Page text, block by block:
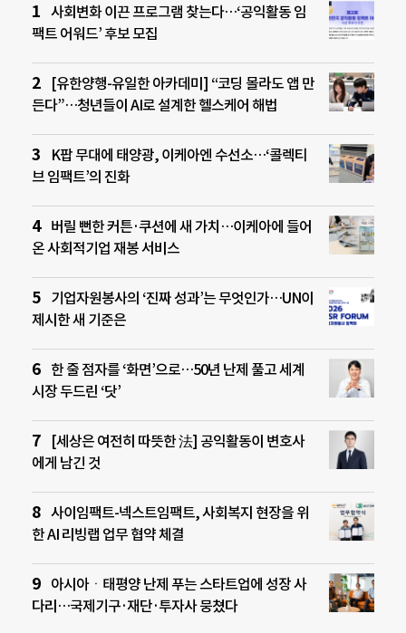
사회변화 이끈 프로그램 찾는다…‘공익활동 임
팩트 어워드’ 후보 모집
[유한양행-유일한 아카데미] “코딩 몰라도 앱 만
든다”…청년들이 AI로 설계한 헬스케어 해법
K팝 무대에 태양광, 이케아엔 수선소…‘콜렉티
브 임팩트’의 진화
버릴 뻔한 커튼·쿠션에 새 가치…이케아에 들어
온 사회적기업 재봉 서비스
기업자원봉사의 ‘진짜 성과’는 무엇인가…UN이
제시한 새 기준은
한 줄 점자를 ‘화면’으로…50년 난제 풀고 세계
시장 두드린 ‘닷’
[세상은 여전히 따뜻한 法] 공익활동이 변호사
에게 남긴 것
사이임팩트-넥스트임팩트, 사회복지 현장을 위
한 AI 리빙랩 업무 협약 체결
아시아ㆍ태평양 난제 푸는 스타트업에 성장 사
다리…국제기구·재단·투자사 뭉쳤다